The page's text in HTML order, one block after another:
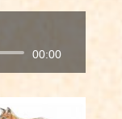
00:00